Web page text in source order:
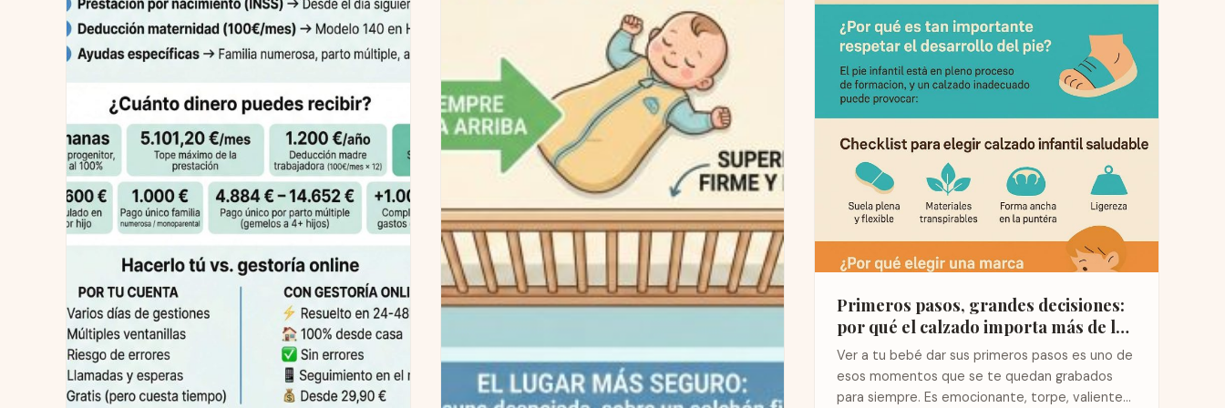
Primeros pasos, grandes decisiones:
por qué el calzado importa más de lo
que crees
Ver a tu bebé dar sus primeros pasos es uno de
esos momentos que se te quedan grabados
para siempre. Es emocionante, torpe, valiente…